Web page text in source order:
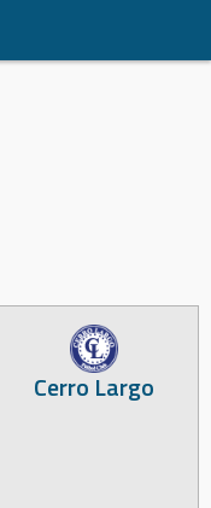
Cerro Largo